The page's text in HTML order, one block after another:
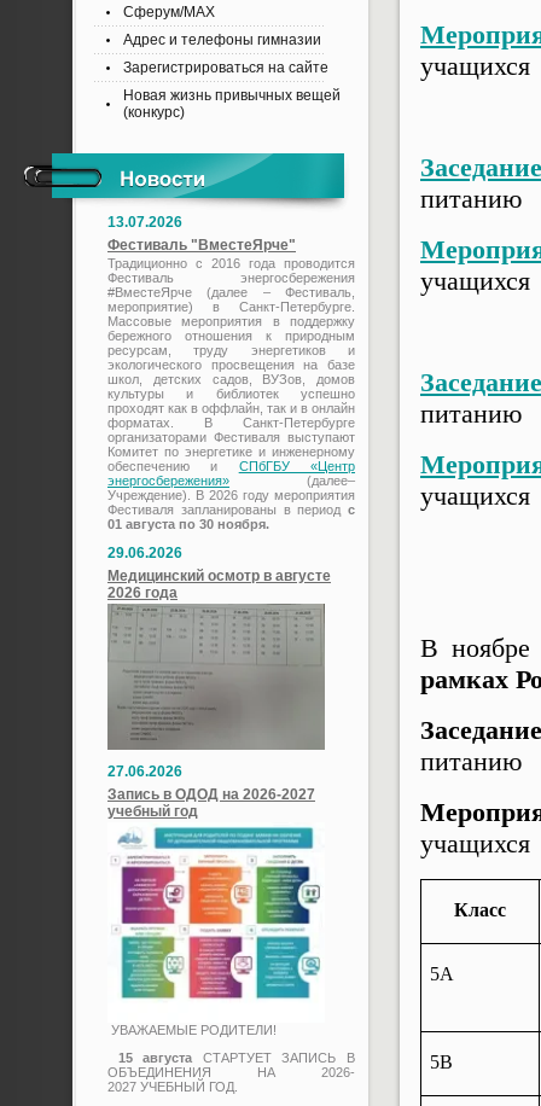
учащихся
питанию
учащихся
питанию
учащихся
В ноябре
рамках
Класс
5А
5В
Сферум/MAX
Адрес и телефоны гимназии
Зарегистрироваться на сайте
Новая жизнь привычных вещей
(конкурс)
13.07.2026
Фестиваль "ВместеЯрче"
Традиционно с 2016 года проводится
Фестиваль энергосбережения
#ВместеЯрче (далее – Фестиваль,
мероприятие) в Санкт-Петербурге.
Массовые мероприятия в поддержку
бережного отношения к природным
ресурсам, труду энергетиков и
экологического просвещения на базе
школ, детских садов, ВУЗов, домов
культуры и библиотек успешно
проходят как в оффлайн, так и в онлайн
форматах. В Санкт-Петербурге
организаторами Фестиваля выступают
Комитет по энергетике и инженерному
обеспечению и СПбГБУ «Центр
энергосбережения» (далее–
Учреждение). В 2026 году мероприятия
Фестиваля запланированы в период с
01 августа по 30 ноября.
29.06.2026
Медицинский осмотр в августе
2026 года
27.06.2026
Запись в ОДОД на 2026-2027
учебный год
УВАЖАЕМЫЕ РОДИТЕЛИ!
15 августа СТАРТУЕТ ЗАПИСЬ В
ОБЪЕДИНЕНИЯ НА 2026-
2027 УЧЕБНЫЙ ГОД.